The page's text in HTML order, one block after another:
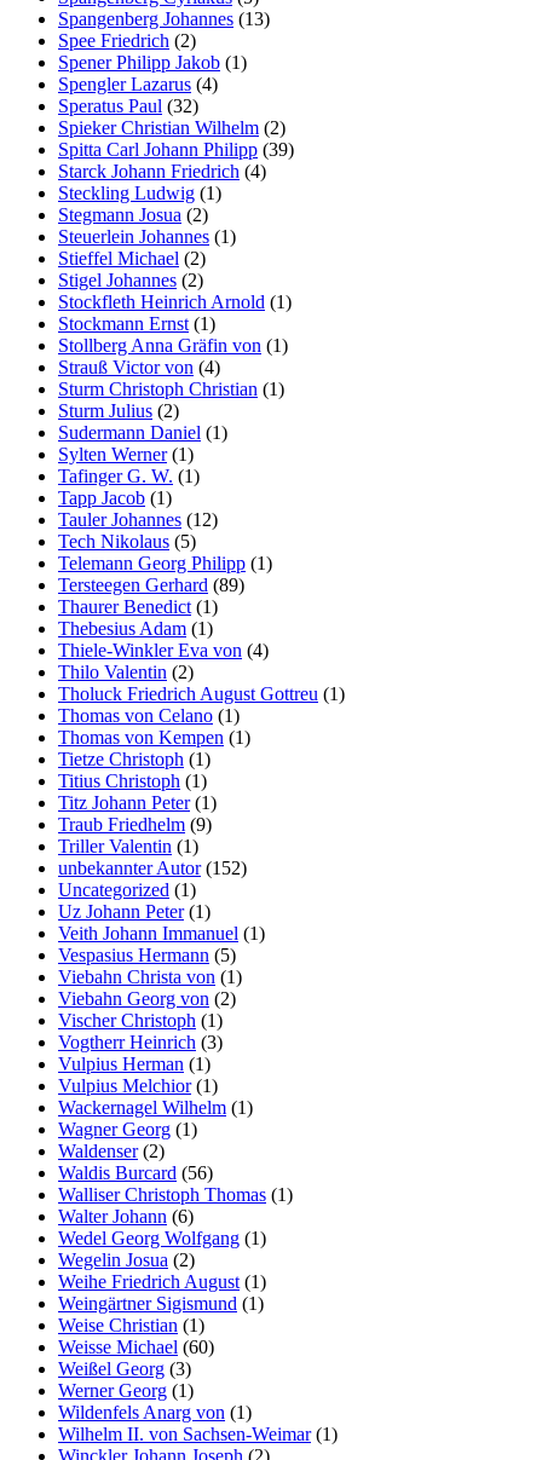
Spangenberg Johannes (13)
Spee Friedrich (2)
Spener Philipp Jakob (1)
Spengler Lazarus (4)
Speratus Paul (32)
Spieker Christian Wilhelm (2)
Spitta Carl Johann Philipp (39)
Starck Johann Friedrich (4)
Steckling Ludwig (1)
Stegmann Josua (2)
Steuerlein Johannes (1)
Stieffel Michael (2)
Stigel Johannes (2)
Stockfleth Heinrich Arnold (1)
Stockmann Ernst (1)
Stollberg Anna Gräfin von (1)
Strauß Victor von (4)
Sturm Christoph Christian (1)
Sturm Julius (2)
Sudermann Daniel (1)
Sylten Werner(1)
Tafinger G. W. (1)
Tapp Jacob (1)
Tauler Johannes (12)
Tech Nikolaus (5)
Telemann Georg Philipp (1)
Tersteegen Gerhard (89)
Thaurer Benedict (1)
Thebesius Adam (1)
Thiele-Winkler Eva von (4)
Thilo Valentin (2)
Tholuck Friedrich August Gottreu (1)
Thomas von Celano (1)
Thomas von Kempen (1)
Tietze Christoph (1)
Titius Christoph (1)
Titz Johann Peter(1)
Traub Friedhelm (9)
Triller Valentin (1)
unbekannter Autor(152)
Uncategorized (1)
Uz Johann Peter(1)
Veith Johann Immanuel (1)
Vespasius Hermann (5)
Viebahn Christa von (1)
Viebahn Georg von (2)
Vischer Christoph (1)
Vogtherr Heinrich (3)
Vulpius Herman (1)
Vulpius Melchior(1)
Wackernagel Wilhelm (1)
Wagner Georg (1)
Waldenser(2)
Waldis Burcard (56)
Walliser Christoph Thomas (1)
Walter Johann (6)
Wedel Georg Wolfgang (1)
Wegelin Josua (2)
Weihe Friedrich August (1)
Weingärtner Sigismund (1)
Weise Christian (1)
Weisse Michael (60)
Weißel Georg (3)
Werner Georg (1)
Wildenfels Anarg von (1)
Wilhelm II. von Sachsen-Weimar(1)
Winckler Johann Joseph (2)